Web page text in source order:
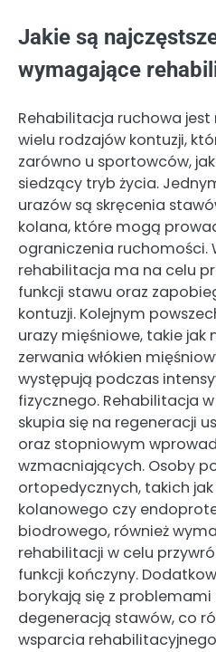
Jakie są
wymagające
Rehabilitacja ruchowa
wielu rodzajów kontuzji,
zarówno u sportowców,
siedzący tryb życia.
urazów są skręcenia
kolana, które mogą
ograniczenia ruchomości.
rehabilitacja ma na celu
funkcji stawu oraz
kontuzji. Kolejnym
urazy mięśniowe, takie jak
zerwania włókien
występują podczas
fizycznego. Rehabilitacja
skupia się na regeneracji
oraz stopniowym
wzmacniających. Osoby
ortopedycznych, takich
kolanowego czy
biodrowego, również
rehabilitacji w celu
funkcji kończyny.
borykają się z problemami
degeneracją stawów, co
wsparcia